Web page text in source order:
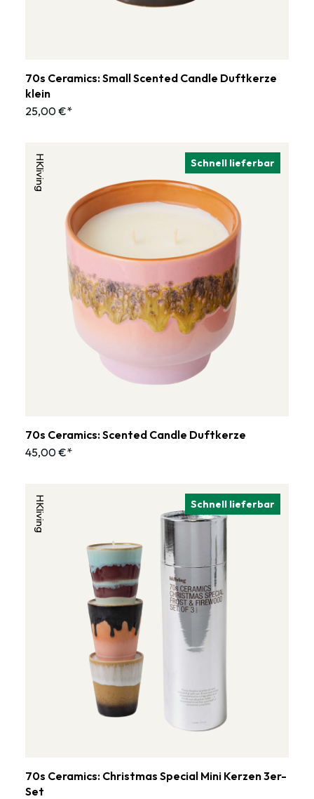
70s Ceramics: Small Scented Candle Duftkerze
klein
25,00 €*
Schnell lieferbar
HKliving
70s Ceramics: Scented Candle Duftkerze
45,00 €*
Schnell lieferbar
HKliving
70s Ceramics: Christmas Special Mini Kerzen 3er-
Set